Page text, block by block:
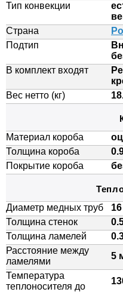
Тип конвекции
Страна
Подтип
В комплект входят
Вес нетто (кг)
Материал короба
Толщина короба
Покрытие короба
Диаметр медных труб
Толщина стенок
Толщина ламелей
Расстояние между
ламелями
5
Температура
теплоносителя до